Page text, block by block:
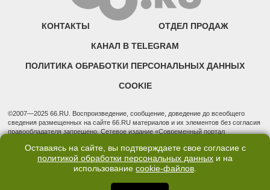
КОНТАКТЫ ОТДЕЛ ПРОДАЖ
КАНАЛ В TELEGRAM
ПОЛИТИКА ОБРАБОТКИ ПЕРСОНАЛЬНЫХ ДАННЫХ
COOKIE
©2007—2025 66.RU. Воспроизведение, сообщение, доведение до всеобщего
сведения размещенных на сайте 66.RU материалов и их элементов без согласия
правообладателя запрещено. Сетевое издание «Современный портал
надзору в сфере связи, информационных технологий и массовых коммуникаций
(Роскомнадзор). Регистрационный номер ЭЛ № ФС 77 - 76634 от 02.09.2019
Учредитель: Общество с ограниченной ответственностью "66.ру". Юридический
3, оф. 7015 Фактический адрес редакции и отдела продаж: 620014, Свердловская
Оставаясь на сайте, вы подтверждаете свое согласие с
политикой обработки персональных данных и на
использование cookie-файлов.